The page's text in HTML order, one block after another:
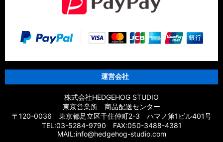
運営会社
株式会社HEDGEHOG STUDIO
東京営業所 商品配送センター
〒120-0036 東京都足立区千住仲町2-3 ハマノ第1ビル401号
TEL:03-5284-9790 FAX:050-3488-4381
MAIL:info@hedgehog-studio.com